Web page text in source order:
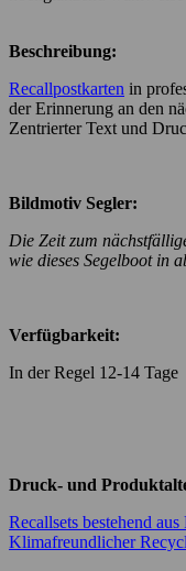
Beschreibung:
Recallpostkarten in
der Erinnerung an den
Zentrierter Text und
Bildmotiv Segler:
Die Zeit zum
wie dieses Segelboot in
Verfügbarkeit:
In der Regel 12-14 Tage
Druck- und
Recallsets bestehend
Klimafreundlicher